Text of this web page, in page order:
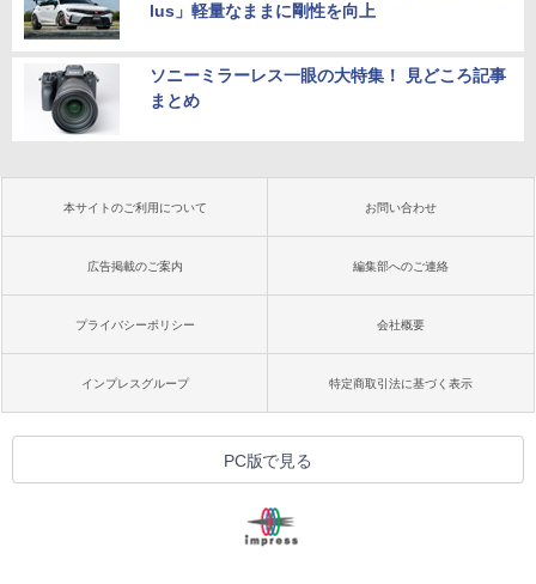
lus」軽量なままに剛性を向上
ソニーミラーレス一眼の大特集！ 見どころ記事
まとめ
本サイトのご利用について お問い合わせ
広告掲載のご案内 編集部へのご連絡
プライバシーポリシー 会社概要
インプレスグループ 特定商取引法に基づく表示
PC版で見る